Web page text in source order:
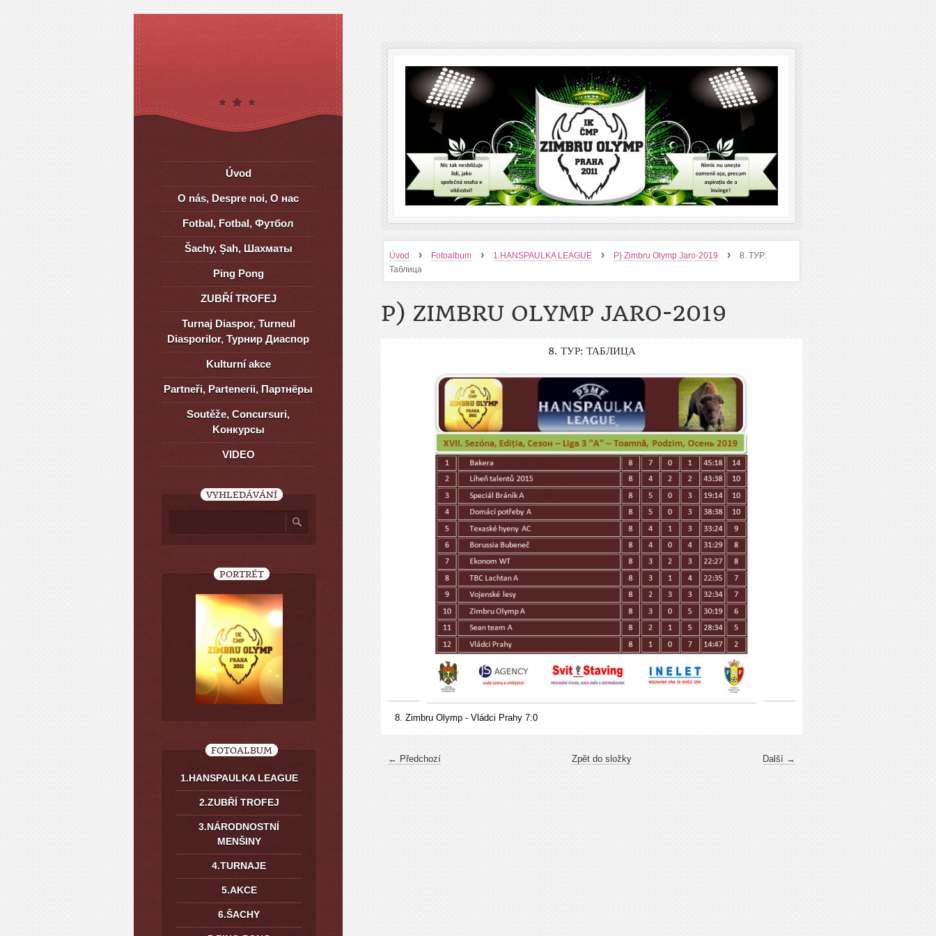
Úvod › Fotoalbum › 1.HANSPAULKA LEAGUE › P) Zimbru Olymp Jaro-2019 ›
8. ТУР:
Таблица
P) ZIMBRU OLYMP JARO-2019
8. ТУР: ТАБЛИЦА
8. Zimbru Olymp - Vládci Prahy 7:0
← Předchozí Další →
Zpět do složky
Úvod
O nás, Despre noi, О нас
Fotbal, Fotbal, Футбол
Šachy, Șah, Шахматы
Ping Pong
ZUBŘÍ TROFEJ
Turnaj Diaspor, Turneul
Diasporilor, Турнир Диаспор
Kulturní akce
Partneři, Partenerii, Партнёры
Soutěže, Concursuri,
Kонкурсы
VIDEO
VYHLEDÁVÁNÍ
PORTRÉT
FOTOALBUM
1.HANSPAULKA LEAGUE
2.ZUBŘÍ TROFEJ
3.NÁRODNOSTNÍ
MENŠINY
4.TURNAJE
5.AKCE
6.ŠACHY